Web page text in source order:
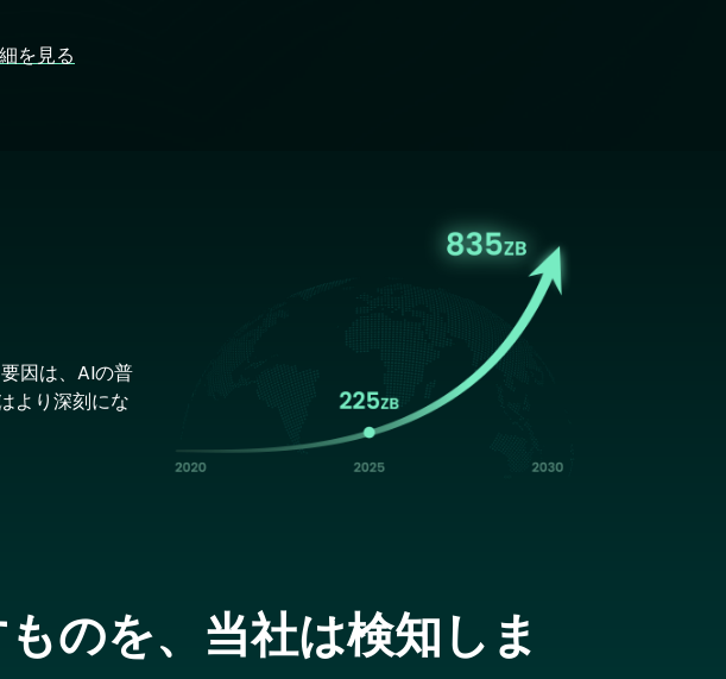
を見る
因は、AIの普
より深刻にな
のを、当社は検知しま